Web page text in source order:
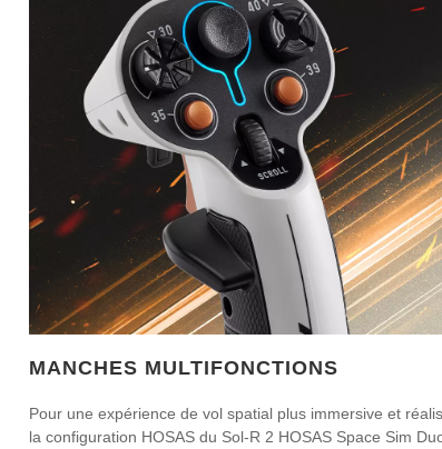
MANCHES MULTIFONCTIONS
Pour une expérience de vol spatial plus immersive et
la configuration HOSAS du Sol-R 2 HOSAS Space Sim